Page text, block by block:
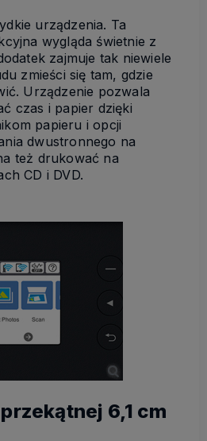
urządzenia. Ta
wygląda świetnie z
zajmuje tak niewiele
zmieści się tam, gdzie
Urządzenie pozwala
czas i papier dzięki
papieru i opcji
dwustronnego na
też drukować na
CD i DVD.
6,1 cm